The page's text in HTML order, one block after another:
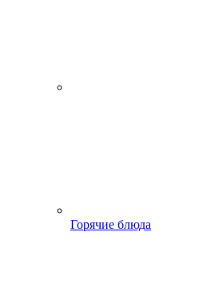
Горячие блюда